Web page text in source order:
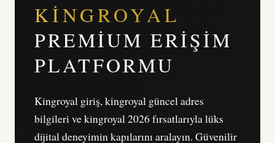
KINGROYAL
PREMIUM ERIŞIM
PLATFORMU
Kingroyal giriş, kingroyal güncel adres
bilgileri ve kingroyal 2026 fırsatlarıyla lüks
dijital deneyimin kapılarını aralayın. Güvenilir